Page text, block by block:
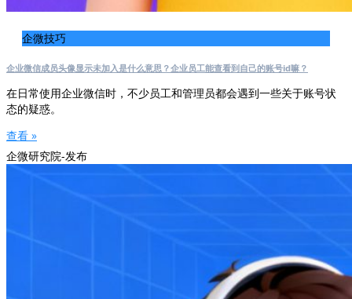
企微技巧
企业微信成员头像显示未加入是什么意思？企业员工能查看到自己的账号id嘛？
在日常使用企业微信时，不少员工和管理员都会遇到一些关于账号状
态的疑惑。
查看 »
企微研究院-发布